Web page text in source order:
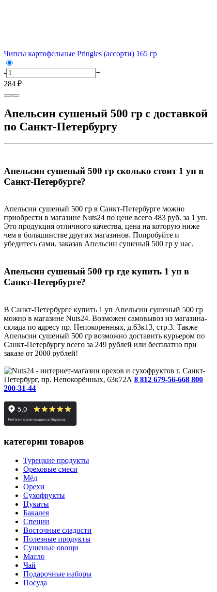
Чипсы картофельные Pringles (ассорти) 165 гр
-
+
284 ₽
Апельсин сушеный 500 гр с доставкой
по Санкт-Петербургу
Апельсин сушеный 500 гр сколько стоит 1 уп в
Санкт-Петербурге?
Апельсин сушеный 500 гр в Санкт-Петербурге можно
приобрести в магазине Nuts24 по цене всего 483 руб. за 1 уп.
Это продукция отличного качества, цена на которую ниже
чем в большинстве других магазинов. Попробуйте и
убедитесь сами, заказав Апельсин сушеный 500 гр у нас.
Апельсин сушеный 500 гр где купить 1 уп в
Санкт-Петербурге?
В Санкт-Петербурге купить 1 уп Апельсин сушеный 500 гр
можно в магазине Nuts24. Возможен самовывоз из магазина-
склада по адресу пр. Непокоренных, д.63к13, стр.3. Также
Апельсин сушеный 500 гр возможно доставить курьером по
Санкт-Петербургу всего за 249 рублей или бесплатно при
заказе от 2000 рублей!
г. Санкт-
Петербург, пр. Непокорённых, 63к72А 8 812 679-56-668 800
200-31-44
категории товаров
Турецкие продукты
Ореховые смеси
Мёд
Орехи
Сухофрукты
Цукаты
Бакалея
Специи
Восточные сладости
Полезные продукты
Сушеные овощи
Масло
Чай
Подарочные наборы
Посуда